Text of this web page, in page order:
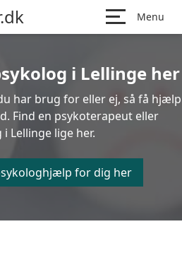
Menu
i Lellinge her
har brug for eller ej, så få hjælp
Find en psykoterapeut eller
Lellinge lige her.
for dig her